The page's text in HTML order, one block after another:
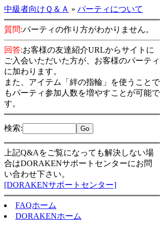
中級者向けＱ＆Ａ » パーティについて
質問:パーティの作り方がわかりません。
回答:お客様の友達紹介URLからサイトに
ご入会いただいた方が、お客様のパーティ
に加わります。
また、アイテム「絆の指輪」を使うことで
もパーティ参加人数を増やすことが可能で
す。
検索:
上記Q&Aをご覧になっても解決しない場
合はDORAKENサポートセンターにお問
い合わせ下さい。
[DORAKENサポートセンター]
FAQホーム
DORAKENホーム